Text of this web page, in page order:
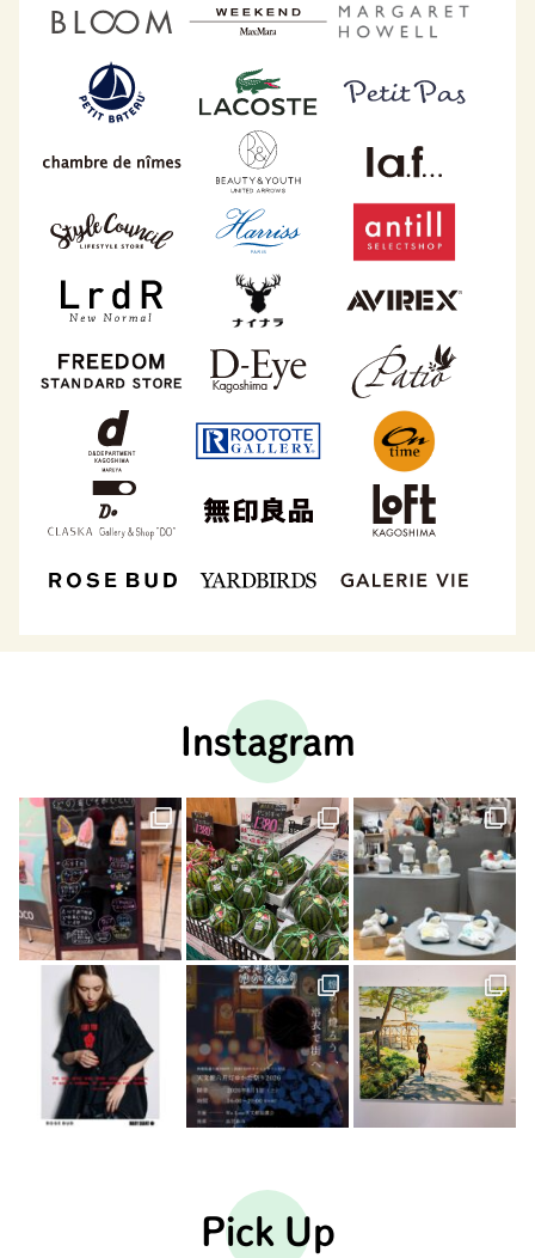
Instagram
Pick Up